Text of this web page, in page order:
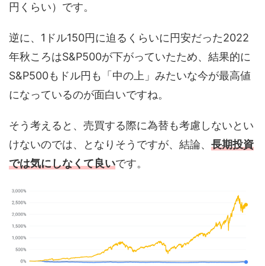
円くらい）です。
逆に、1ドル150円に迫るくらいに円安だった2022
年秋ころはS&P500が下がっていたため、結果的に
S&P500もドル円も「中の上」みたいな今が最高値
になっているのが面白いですね。
そう考えると、売買する際に為替も考慮しないとい
けないのでは、となりそうですが、結論、 長期投資
では気にしなくて良いです。